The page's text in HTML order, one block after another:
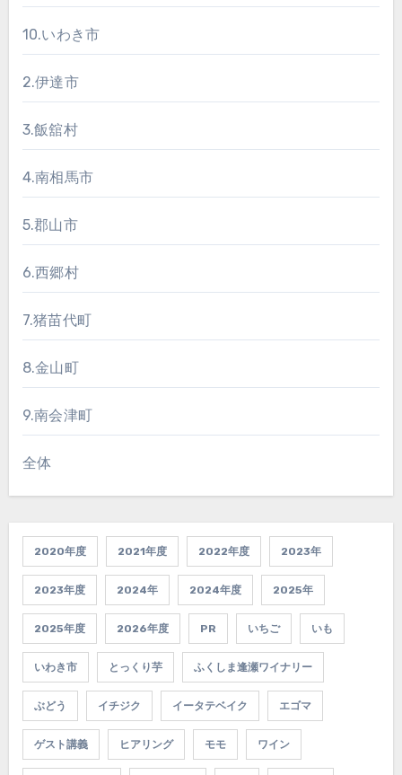
10.いわき市
2.伊達市
3.飯舘村
4.南相馬市
5.郡山市
6.西郷村
7.猪苗代町
8.金山町
9.南会津町
全体
2020年度 2021年度 2022年度 2023年
2023年度 2024年 2024年度 2025年
2025年度 2026年度 PR いちご いも
いわき市 とっくり芋 ふくしま逢瀬ワイナリー
ぶどう イチジク イータテベイク エゴマ
ゲスト講義 ヒアリング モモ ワイン